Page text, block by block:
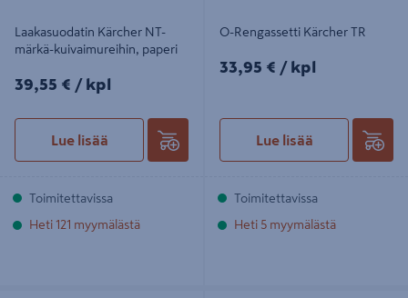
Laakasuodatin Kärcher NT-
märkä-kuivaimureihin, paperi
39,55€/kpl
39,55 € / kpl
Lue lisää
Toimitettavissa
Heti 121 myymälästä
O-Rengassetti Kärcher TR
33,95€/kpl
33,95 € / kpl
Lue lisää
Toimitettavissa
Heti 5 myymälästä